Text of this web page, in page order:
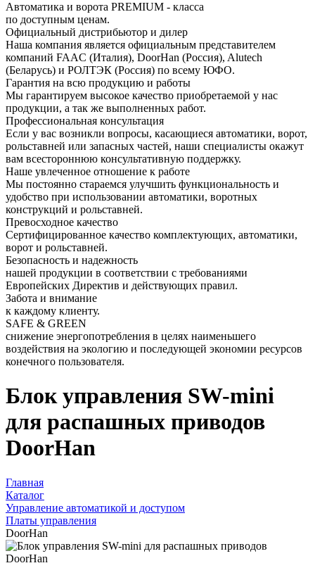
Автоматика и ворота PREMIUM - класса
по доступным ценам.
Официальный дистрибьютор и дилер
Наша компания является официальным представителем
компаний FAAC (Италия), DoorHan (Россия), Alutech
(Беларусь) и РОЛТЭК (Россия) по всему ЮФО.
Гарантия на всю продукцию и работы
Мы гарантируем высокое качество приобретаемой у нас
продукции, а так же выполненных работ.
Профессиональная консультация
Если у вас возникли вопросы, касающиеся автоматики, ворот,
рольставней или запасных частей, наши специалисты окажут
вам всестороннюю консультативную поддержку.
Наше увлеченное отношение к работе
Мы постоянно стараемся улучшить функциональность и
удобство при использовании автоматики, воротных
конструкций и рольставней.
Превосходное качество
Сертифицированное качество комплектующих, автоматики,
ворот и рольставней.
Безопасность и надежность
нашей продукции в соответствии с требованиями
Европейских Директив и действующих правил.
Забота и внимание
к каждому клиенту.
SAFE & GREEN
снижение энергопотребления в целях наименьшего
воздействия на экологию и последующей экономии ресурсов
конечного пользователя.
Блок управления SW-mini
для распашных приводов
DoorHan
Главная
Каталог
Управление автоматикой и доступом
Платы управления
DoorHan